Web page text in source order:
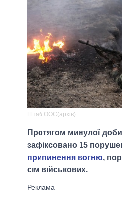
Штаб ООС(архів).
Протягом минулої
зафіксовано 15
припинення вогню,
сім військових.